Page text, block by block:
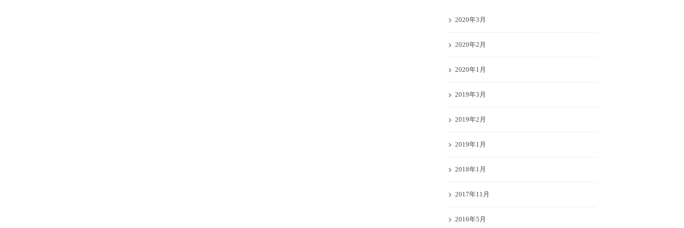
2020年3月
2020年2月
2020年1月
2019年3月
2019年2月
2019年1月
2018年1月
2017年11月
2016年5月